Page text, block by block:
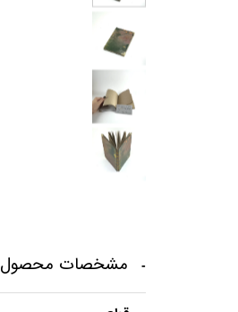
مشخصات محصول